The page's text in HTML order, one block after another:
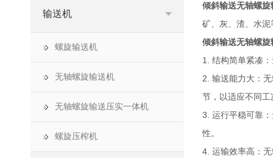
倾斜输送无轴螺
矿、灰、渣、水
倾斜输送无轴螺
1. 结构简单紧凑
2. 输送能力大：
节，以适应不同工
3. 运行平稳可靠
性。
4. 运输效率高：
输送机
螺旋输送机
无轴螺旋输送机
无轴螺旋输送压实一体机
螺旋压榨机